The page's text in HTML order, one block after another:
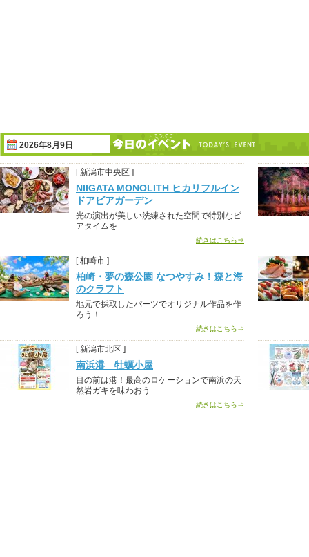
2026年8月9日
[ 新潟市中央区 ]
NIIGATA MONOLITH ヒカリフルイン
ドアビアガーデン
光の演出が美しい洗練された空間で特別なビ
アタイムを
続きはこちら⇒
[ 柏崎市 ]
柏崎・夢の森公園 なつやすみ！森と海
のクラフト
地元で採取したパーツでオリジナル作品を作
ろう！
続きはこちら⇒
[ 新潟市北区 ]
南浜港 牡蠣小屋
目の前は港！最高のロケーションで南浜の天
然岩ガキを味わおう
続きはこちら⇒